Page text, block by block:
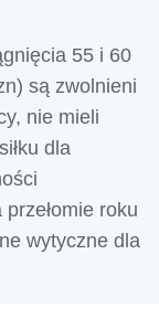
55 i 60
są zwolnieni
nie mieli
dla
roku
wytyczne dla